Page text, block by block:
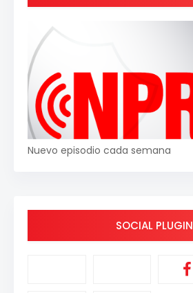
Nuevo episodio cada semana
SOCIAL PLUGIN